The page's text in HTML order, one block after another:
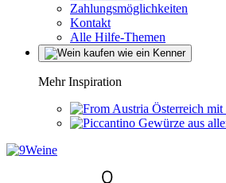
Zahlungsmöglichkeiten
Kontakt
Alle Hilfe-Themen
Mehr Inspiration
Österreich
Gewürze aus